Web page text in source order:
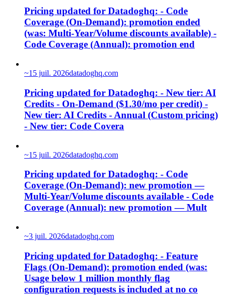
Pricing updated for Datadoghq: - Code
Coverage (On-Demand): promotion ended
(was: Multi-Year/Volume discounts available) -
Code Coverage (Annual): promotion end
~15 juil. 2026datadoghq.com
Pricing updated for Datadoghq: - New tier: AI
Credits - On-Demand ($1.30/mo per credit) -
New tier: AI Credits - Annual (Custom pricing)
- New tier: Code Covera
~15 juil. 2026datadoghq.com
Pricing updated for Datadoghq: - Code
Coverage (On-Demand): new promotion —
Multi-Year/Volume discounts available - Code
Coverage (Annual): new promotion — Mult
~3 juil. 2026datadoghq.com
Pricing updated for Datadoghq: - Feature
Flags (On-Demand): promotion ended (was:
Usage below 1 million monthly flag
configuration requests is included at no co